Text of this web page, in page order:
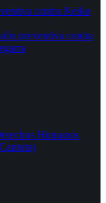
contra Keiko
preventiva contra
Humanos